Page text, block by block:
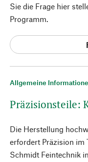
Allgemeine
Präzisionsteile:
Die Herstellung
erfordert Präzision im
Schmidt Feintechnik
Sie die Frage hier
Programm.